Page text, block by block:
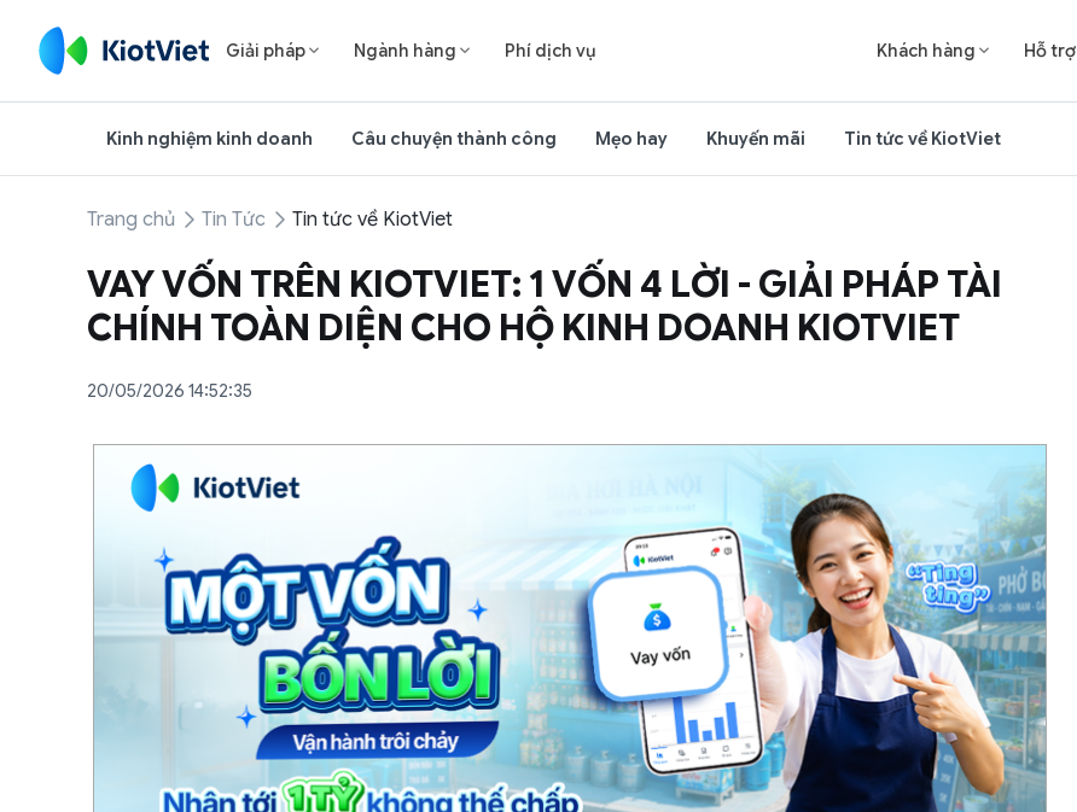
Giải pháp  Ngành hàng  Phí dịch vụ Khách hàng  Hỗ trợ
Kinh nghiệm kinh doanh Câu chuyện thành công Mẹo hay Khuyến mãi Tin tức về KiotViet
Trang chủ Tin Tức Tin tức về KiotViet
VAY VỐN TRÊN KIOTVIET: 1 VỐN 4 LỜI - GIẢI PHÁP TÀI
CHÍNH TOÀN DIỆN CHO HỘ KINH DOANH KIOTVIET
20/05/2026 14:52:35